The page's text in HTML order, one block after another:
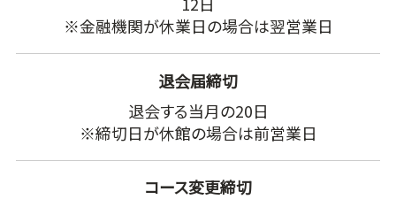
※金融機関が休業日の場合は翌営業日
退会届締切
退会する当月の20日
※締切日が休館の場合は前営業日
コース変更締切